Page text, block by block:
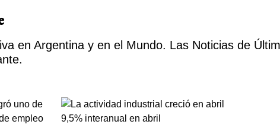
en Argentina y en el Mundo. Las Noticias de